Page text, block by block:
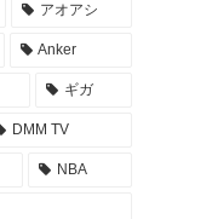
アオアシ
Anker
ギガ
DMM TV
NBA